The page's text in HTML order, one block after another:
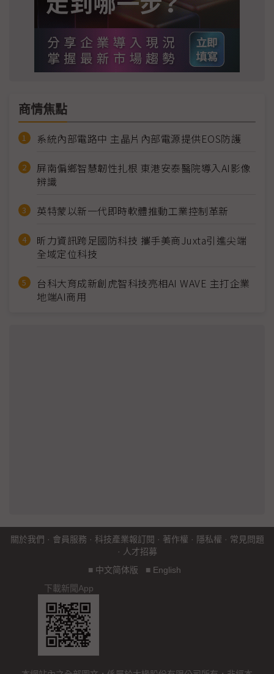
商情焦點
系統內部電路中 主晶片內部電源提供EOS防護
屏南偏鄉智慧韌性扎根 東港安泰醫院導入AI影像
辨識
英特蒙以新一代即時軟體推動工業控制革新
昕力資訊跨足國防科技 攜手美商Juxta引進尖端
全域定位科技
台科大育成新創虎智科技亮相AI WAVE 主打企業
地端AI商用
關於我們 · 會員服務 · 科技產業報訂閱 · 著作權 · 隱私權 · 常見問題
· 人才招募
■ 中文简体版 ■ English
下載新聞App